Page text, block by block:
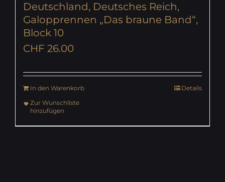
Deutschland, Deutsches Reich,
Galopprennen „Das braune Band“,
Block 10
CHF 26.00
In den Warenkorb
Details
Zur Wunschliste
hinzufügen